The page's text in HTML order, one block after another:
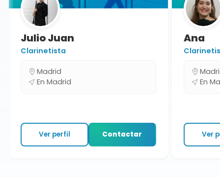
Julio Juan
Clarinetista
Madrid
En Madrid
Ver perfil Contactar
Ana
Madrid
En
Ver